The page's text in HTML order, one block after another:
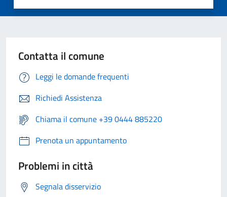
Contatta il comune
Leggi le domande frequenti
Richiedi Assistenza
Chiama il comune +39 0444 885220
Prenota un appuntamento
Problemi in città
Segnala disservizio